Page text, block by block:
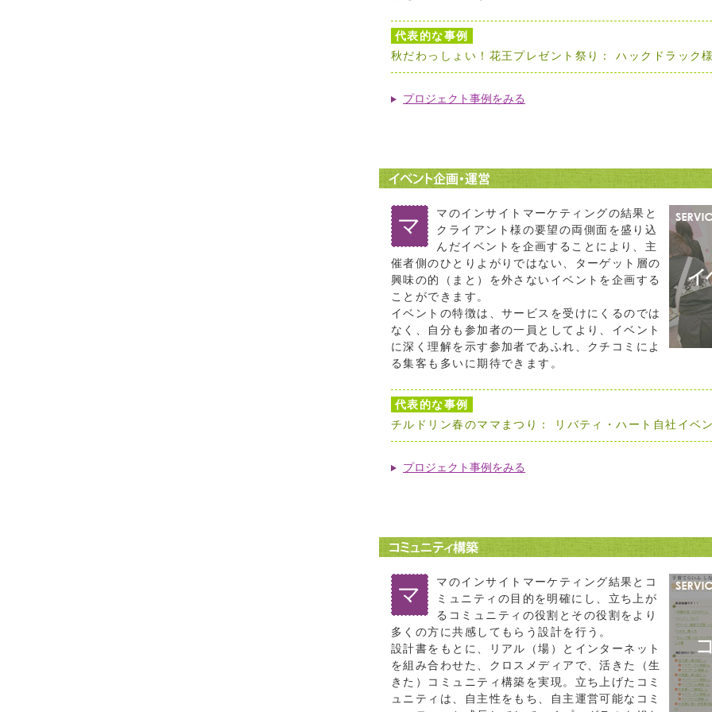
代表的な事例
秋だわっしょい！花王プレゼント祭り： ハックドラック
プロジェクト事例をみる
マ
マのインサイトマーケティングの結果と
クライアント様の要望の両側面を盛り込
んだイベントを企画することにより、主
催者側のひとりよがりではない、ターゲット層の
興味の的（まと）を外さないイベントを企画する
ことができます。
イベントの特徴は、サービスを受けにくるのでは
なく、自分も参加者の一員としてより、イベント
に深く理解を示す参加者であふれ、クチコミによ
る集客も多いに期待できます。
代表的な事例
チルドリン春のママまつり： リバティ・ハート自社イベ
プロジェクト事例をみる
マ
マのインサイトマーケティング結果とコ
ミュニティの目的を明確にし、立ち上が
るコミュニティの役割とその役割をより
多くの方に共感してもらう設計を行う。
設計書をもとに、リアル（場）とインターネット
を組み合わせた、クロスメディアで、活きた（生
きた）コミュニティ構築を実現。立ち上げたコミ
ュニティは、自主性をもち、自主運営可能なコミ